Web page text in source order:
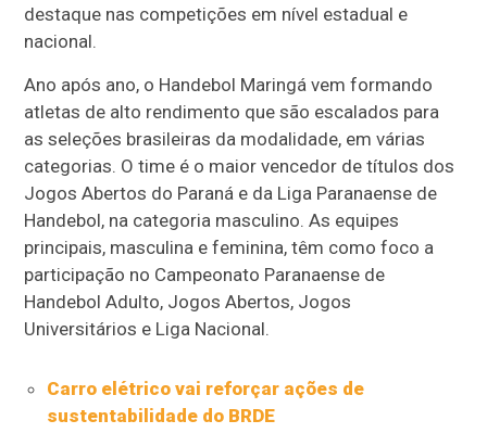
destaque nas competições em nível estadual e
nacional.
Ano após ano, o Handebol Maringá vem formando
atletas de alto rendimento que são escalados para
as seleções brasileiras da modalidade, em várias
categorias. O time é o maior vencedor de títulos dos
Jogos Abertos do Paraná e da Liga Paranaense de
Handebol, na categoria masculino. As equipes
principais, masculina e feminina, têm como foco a
participação no Campeonato Paranaense de
Handebol Adulto, Jogos Abertos, Jogos
Universitários e Liga Nacional.
Carro elétrico vai reforçar ações de
sustentabilidade do BRDE